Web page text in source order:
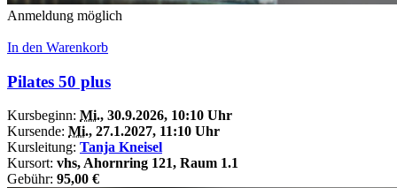
Anmeldung möglich
In den Warenkorb
Pilates 50 plus
Kursbeginn: Mi., 30.9.2026, 10:10 Uhr
Kursende: Mi., 27.1.2027, 11:10 Uhr
Kursleitung: Tanja Kneisel
Kursort: vhs, Ahornring 121, Raum 1.1
Gebühr: 95,00 €